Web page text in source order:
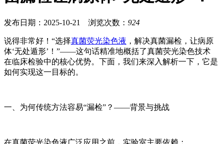
发布日期：2025-10-21 浏览次数： 924
说得非常好！“选择真菌荧光染色液 ，解决真菌漏检，让病原
体‘无处遁形’！”——这句话精准地概括了真菌荧光染色技术
在临床检验中的核心优势。下面，我们来深入解析一下，它是
如何实现这一目标的。
一、为何传统方法容易“漏检”？——背景与挑战